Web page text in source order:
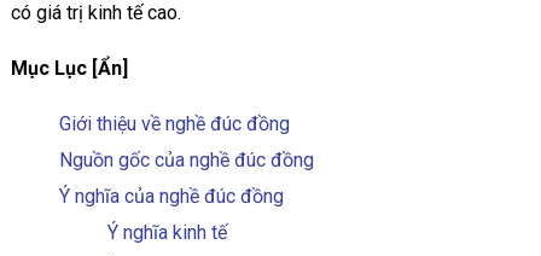
có giá trị kinh tế cao.
Mục Lục [Ẩn]
Giới thiệu về nghề đúc đồng
Nguồn gốc của nghề đúc đồng
Ý nghĩa của nghề đúc đồng
Ý nghĩa kinh tế